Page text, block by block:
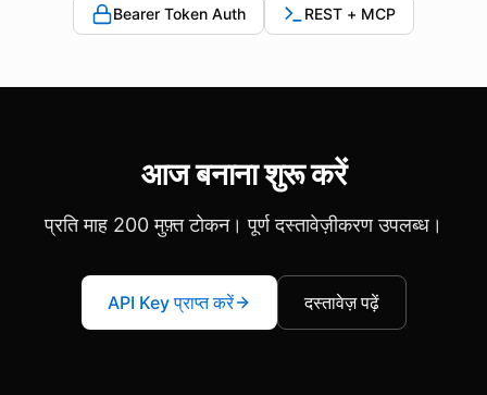
Bearer Token Auth REST + MCP
आज बनाना शुरू करें
प्रति माह 200 मुफ़्त टोकन। पूर्ण दस्तावेज़ीकरण उपलब्ध।
API Key प्राप्त करें दस्तावेज़ पढ़ें